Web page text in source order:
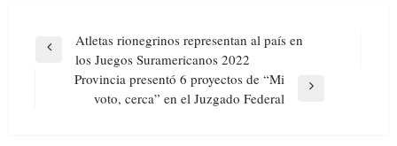
Navegación
entradas
Previous
Atletas rionegrinos representan al país en
los Juegos Suramericanos 2022
Provincia presentó 6 proyectos de “Mi
voto, cerca” en el Juzgado Federal